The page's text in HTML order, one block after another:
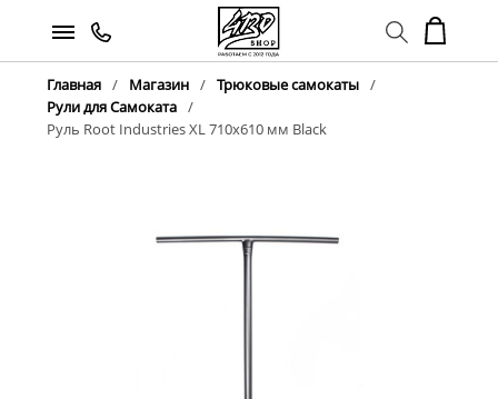
Главная Магазин
Трюковые самокаты
Рули для Самоката
Руль Root Industries XL 710x610 мм Black